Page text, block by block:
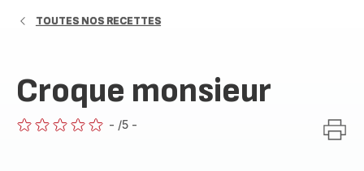
TOUTES NOS RECETTES
Croque monsieur
- /5 -